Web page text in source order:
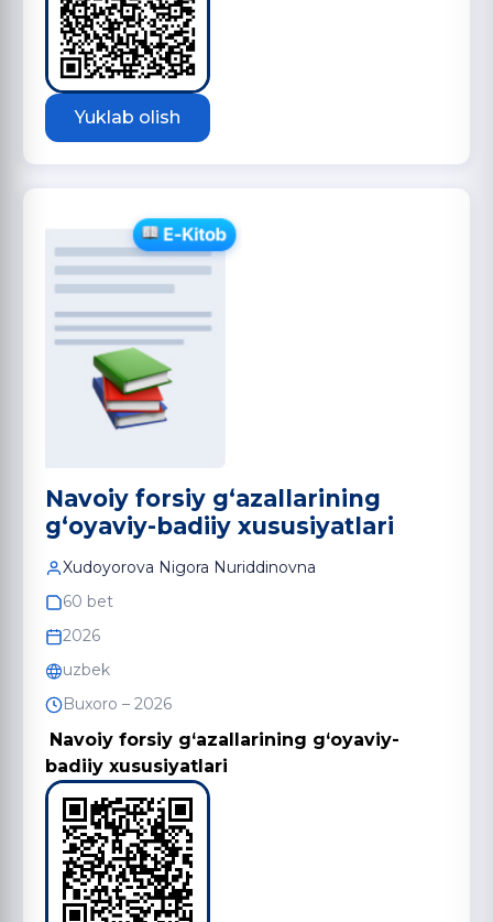
Yuklab olish
Navoiy forsiy g‘azallarining
g‘oyaviy-badiiy xususiyatlari
Xudoyorova Nigora Nuriddinovna
60 bet
2026
uzbek
Buxoro – 2026
Navoiy forsiy g‘azallarining g‘oyaviy-
badiiy xususiyatlari